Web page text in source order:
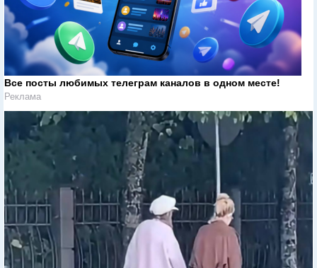
Все посты любимых телеграм каналов в одном месте!
Реклама